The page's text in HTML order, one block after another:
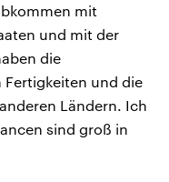
mit
und mit der
die
und die
Ländern. Ich
sind groß in